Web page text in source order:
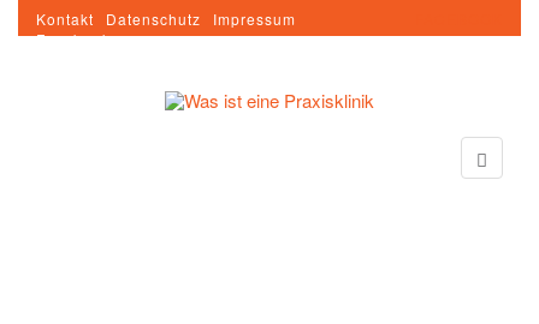
Kontakt Datenschutz
Impressum
Facebook